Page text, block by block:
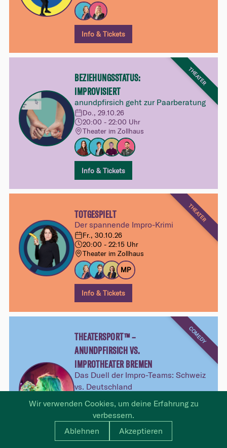
Info & Tickets
THEATER
BEZIEHUNGSSTATUS:
IMPROVISIERT
anundpfirsich geht zur Paarberatung
Do., 29.10.26
20:00 - 22:00 Uhr
Theater im Zollhaus
Info & Tickets
THEATER
TOTGESPIELT
Der spannende Impro-Krimi
Fr., 30.10.26
20:00 - 22:15 Uhr
Theater im Zollhaus
MP
Info & Tickets
COMEDY
THEATERSPORT™ –
ANUNDPFIRSICH VS.
IMPROTHEATER BREMEN
Das Duell der Impro-Teams: Schweiz
vs. Deutschland
20:00 - 22:30 Uhr
Theater im Zollhaus
Wir verwenden Cookies, um deine Erfahrung zu
verbessern.
Ablehnen
Akzeptieren